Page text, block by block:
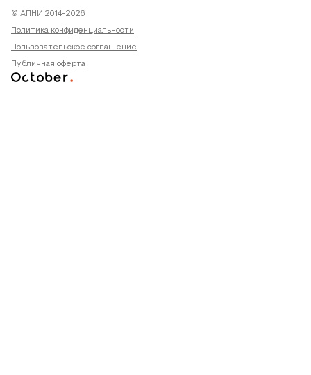
© АПНИ 2014-2026
Политика конфиденциальности
Пользовательское соглашение
Публичная оферта